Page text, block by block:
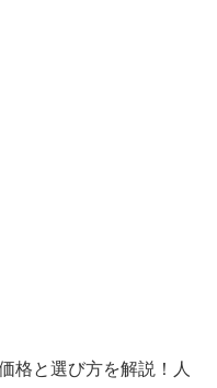
格と選び方を解説！人